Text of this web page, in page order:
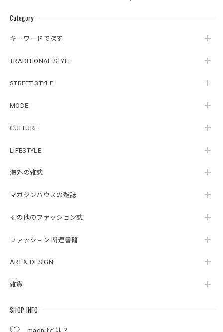
Category
キーワードで探す
TRADITIONAL STYLE
STREET STYLE
MODE
CULTURE
LIFESTYLE
海外の雑誌
マガジンハウスの雑誌
その他のファッション誌
ファッション 関連書籍
ART & DESIGN
雑貨
SHOP INFO
magnifとは？